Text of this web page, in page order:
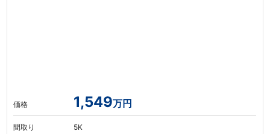
価格 1,549万円
間取り 5K